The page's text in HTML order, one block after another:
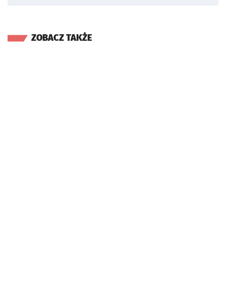
ZOBACZ TAKŻE